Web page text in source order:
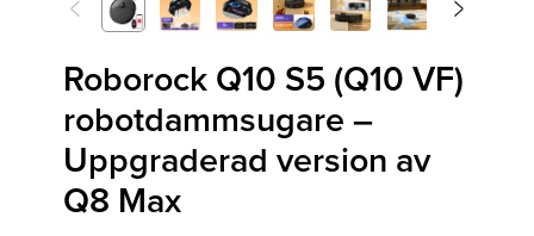
<Previous >
Roborock Q10 S5 (Q10 VF)
robotdammsugare –
Uppgraderad version av
Q8 Max